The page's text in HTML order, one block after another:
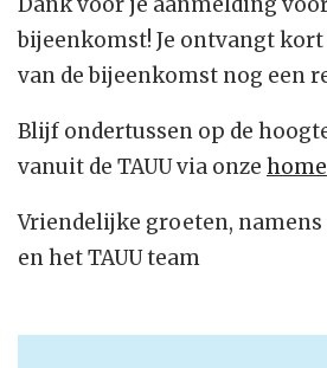
bijeenkomst! Je ontvangt
van de bijeenkomst nog een
Blijf ondertussen op de
vanuit de TAUU via onze
Vriendelijke groeten,
en het TAUU team